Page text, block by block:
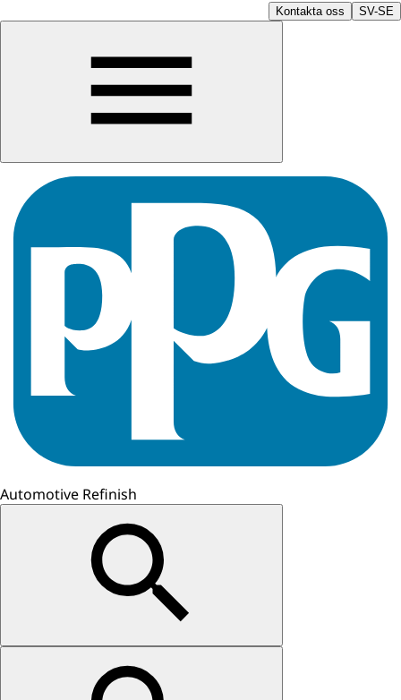
Kontakta oss SV-SE
Automotive Refinish